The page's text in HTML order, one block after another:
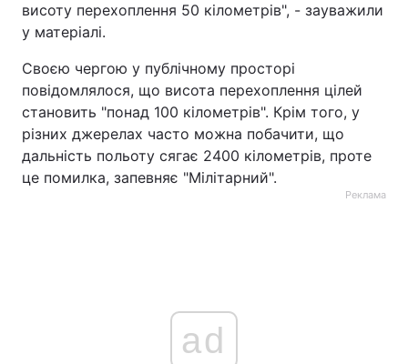
висоту перехоплення 50 кілометрів", - зауважили
у матеріалі.
Своєю чергою у публічному просторі
повідомлялося, що висота перехоплення цілей
становить "понад 100 кілометрів". Крім того, у
різних джерелах часто можна побачити, що
дальність польоту сягає 2400 кілометрів, проте
це помилка, запевняє "Мілітарний".
Реклама
ad